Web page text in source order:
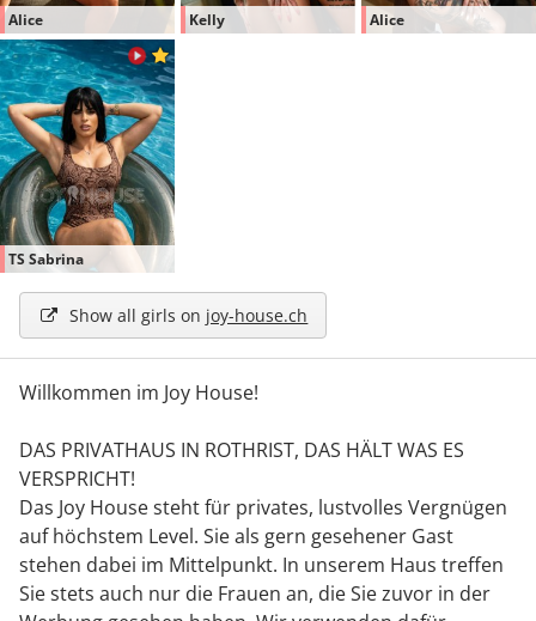
Alice Kelly Alice
TS Sabrina
Show all girls on joy-house.ch
Willkommen im Joy House!
DAS PRIVATHAUS IN ROTHRIST, DAS HÄLT WAS ES
VERSPRICHT!
Das Joy House steht für privates, lustvolles Vergnügen
auf höchstem Level. Sie als gern gesehener Gast
stehen dabei im Mittelpunkt. In unserem Haus treffen
Sie stets auch nur die Frauen an, die Sie zuvor in der